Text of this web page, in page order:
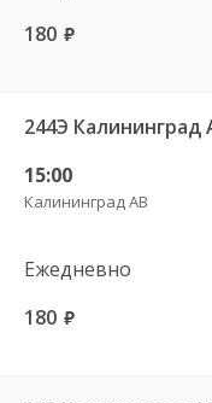
180 руб.
244Э
15:00
Калининград АВ
Ежедневно
180 руб.